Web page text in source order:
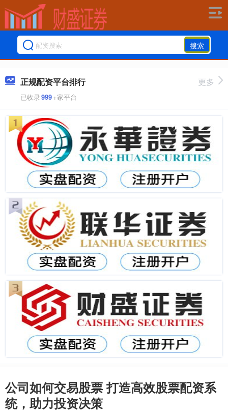
搜索
正规配资平台排行
已收录999+家平台
更多
公司如何交易股票 打造高效股票配资系
统，助力投资决策